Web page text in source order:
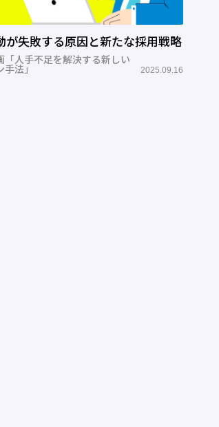
失敗する原因と新たな採用戦略
人手不足を解決する新しい
法」
2025.09.16